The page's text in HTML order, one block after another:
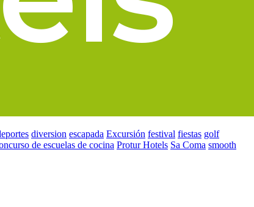
diversion escapada Excursión festival fiestas golf
de escuelas de cocina Protur Hotels Sa Coma smooth